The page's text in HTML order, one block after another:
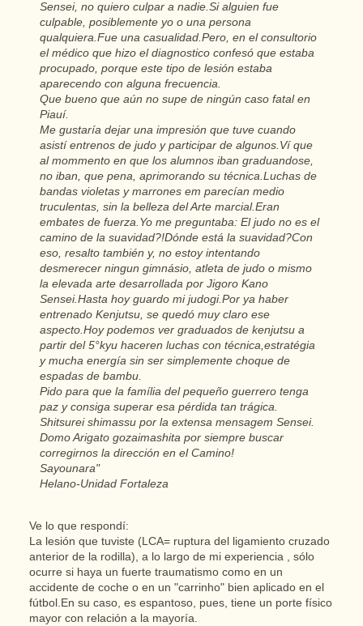
Sensei, no quiero culpar a nadie.Si alguien fue
culpable, posiblemente yo o una persona
qualquiera.Fue una casualidad.Pero, en el consultorio
el médico que hizo el diagnostico confesó que estaba
procupado, porque este tipo de lesión estaba
aparecendo con alguna frecuencia.
Que bueno que aún no supe de ningún caso fatal en
Piauí.
Me gustaría dejar una impresión que tuve cuando
asistí entrenos de judo y participar de algunos.Ví que
al mommento en que los alumnos iban graduandose,
no iban, que pena, aprimorando su técnica.Luchas de
bandas violetas y marrones em parecían medio
truculentas, sin la belleza del Arte marcial.Eran
embates de fuerza.Yo me preguntaba: El judo no es el
camino de la suavidad?!Dónde está la suavidad?Con
eso, resalto también y, no estoy intentando
desmerecer ningun gimnásio, atleta de judo o mismo
la elevada arte desarrollada por Jigoro Kano
Sensei.Hasta hoy guardo mi judogi.Por ya haber
entrenado Kenjutsu, se quedó muy claro ese
aspecto.Hoy podemos ver graduados de kenjutsu a
partir del 5°kyu haceren luchas con técnica,estratégia
y mucha energía sin ser simplemente choque de
espadas de bambu.
Pido para que la família del pequeño guerrero tenga
paz y consiga superar esa pérdida tan trágica.
Shitsurei shimassu por la extensa mensagem Sensei.
Domo Arigato gozaimashita por siempre buscar
corregirnos la dirección en el Camino!
Sayounara"
Helano-Unidad Fortaleza
Ve lo que respondí:
La lesión que tuviste (LCA= ruptura del ligamiento cruzado
anterior de la rodilla), a lo largo de mi experiencia , sólo
ocurre si haya un fuerte traumatismo como en un
accidente de coche o en un "carrinho" bien aplicado en el
fútbol.En su caso, es espantoso, pues, tiene un porte físico
mayor con relación a la mayoría.